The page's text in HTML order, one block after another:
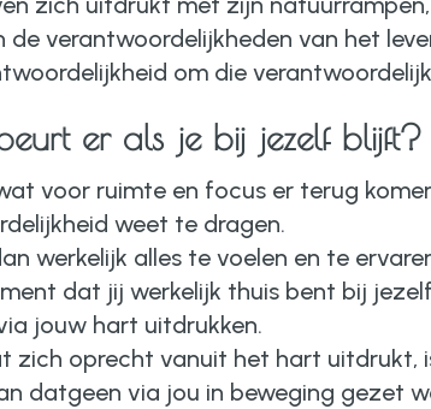
de verantwoordelijkheden van het
om die
er als je bij jezelf blijft?
voor ruimte en focus er terug
weet te dragen.
werkelijk alles te voelen en te
dat jij werkelijk thuis bent bij
jouw hart uitdrukken.
zich oprecht vanuit het hart uitdrukt,
datgeen via jou in beweging gezet